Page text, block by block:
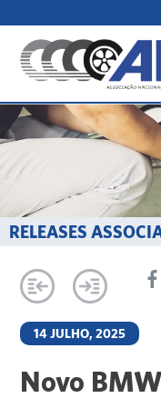
RELEASES
14 JULHO, 2025
Novo